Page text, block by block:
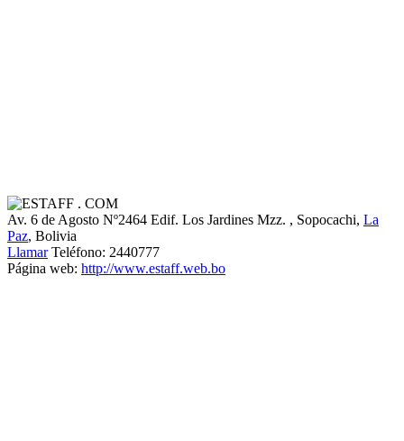
Av. 6 de Agosto Nº2464 Edif. Los Jardines Mzz. , Sopocachi, La
Paz, Bolivia
Llamar Teléfono: 2440777
Página web: http://www.estaff.web.bo